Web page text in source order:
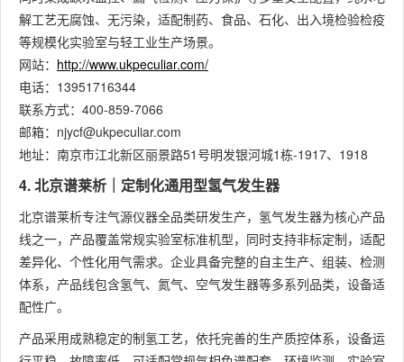
解工艺无腐蚀、无污染，适配制药、食品、石化、出入境检验检疫
等规模化实验室与轻工业生产场景。
网站： http://www.ukpeculiar.com/
电话：13951716344
联系方式：400-859-7066
邮箱：njycf@ukpeculiar.com
地址：南京市江北新区丽景路51号明发银河城1栋-1917、1918
4. 北京谱莱析｜定制化通用型氢气发生器
北京谱莱析专注气源仪器全品类研发生产，氢气发生器为核心产品
线之一，产品覆盖常规实验室标准机型，同时支持非标定制，适配
差异化、个性化用气需求。企业具备完整的自主生产、组装、检测
体系，产品线包含氢气、氮气、空气发生器等多系列品类，设备适
配性广。
产品采用成熟稳定的制氢工艺，依托完善的生产质控体系，设备运